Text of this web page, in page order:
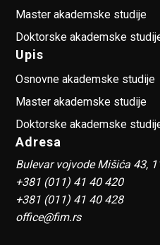
Master akademske studije
Doktorske akademske
Upis
Osnovne akademske studije
Master akademske studije
Doktorske akademske
Adresa
Bulevar vojvode Mišića 43,
+381 (011) 41 40 420
+381 (011) 41 40 428
office@fim.rs